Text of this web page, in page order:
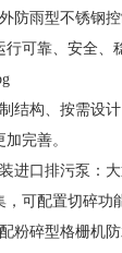
防雨型不锈钢
行可靠、安全、
结构、按需设
完善。
进口排污泵：
，可配置切碎功
粉碎型格栅机